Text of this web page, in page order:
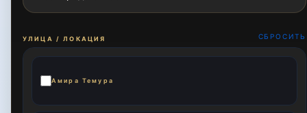
УЛИЦА / ЛОКАЦИЯ СБРОСИТЬ
Амира Темура